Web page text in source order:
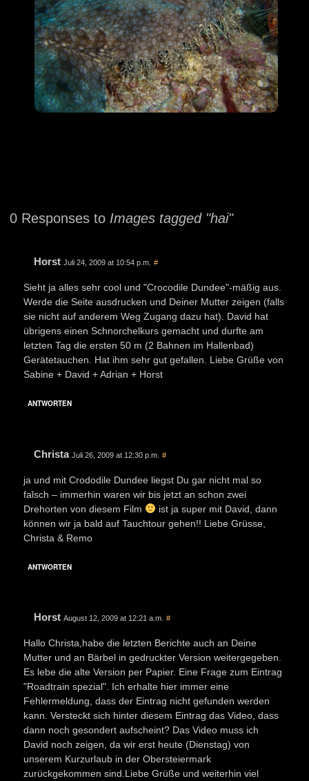
0 Responses to Images tagged "hai"
Horst Juli 24, 2009 at 10:54 p.m. #
Sieht ja alles sehr cool und "Crocodile Dundee"-mäßig aus.
Werde die Seite ausdrucken und Deiner Mutter zeigen (falls
sie nicht auf anderem Weg Zugang dazu hat). David hat
übrigens einen Schnorchelkurs gemacht und durfte am
letzten Tag die ersten 50 m (2 Bahnen im Hallenbad)
Gerätetauchen. Hat ihm sehr gut gefallen. Liebe Grüße von
Sabine + David + Adrian + Horst
ANTWORTEN
Christa Juli 26, 2009 at 12:30 p.m. #
ja und mit Crododile Dundee liegst Du gar nicht mal so
falsch – immerhin waren wir bis jetzt an schon zwei
Drehorten von diesem Film
ist ja super mit David, dann
können wir ja bald auf Tauchtour gehen!! Liebe Grüsse,
Christa & Remo
ANTWORTEN
Horst August 12, 2009 at 12:21 a.m. #
Hallo Christa,habe die letzten Berichte auch an Deine
Mutter und an Bärbel in gedruckter Version weitergegeben.
Es lebe die alte Version per Papier. Eine Frage zum Eintrag
"Roadtrain spezial". Ich erhalte hier immer eine
Fehlermeldung, dass der Eintrag nicht gefunden werden
kann. Versteckt sich hinter diesem Eintrag das Video, dass
dann noch gesondert aufscheint? Das Video muss ich
David noch zeigen, da wir erst heute (Dienstag) von
unserem Kurzurlaub in der Obersteiermark
zurückgekommen sind.Liebe Grüße und weiterhin viel